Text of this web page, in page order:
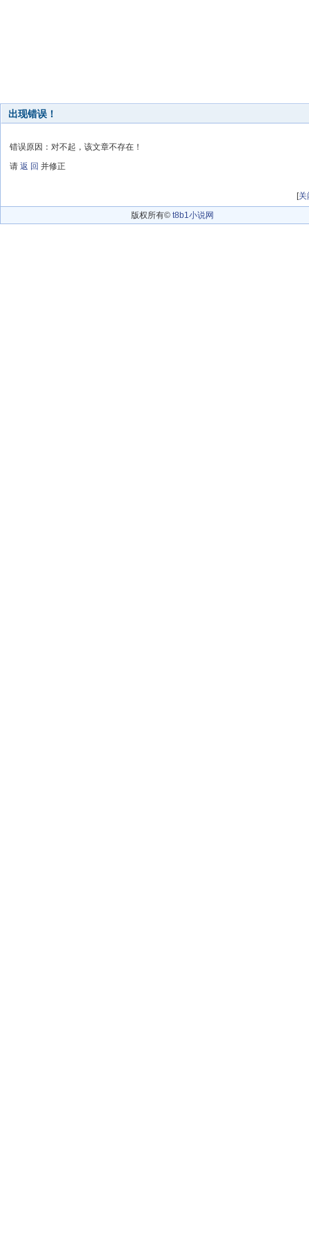
出现错误！
错误原因：对不起，该文章不存在！
请 返 回 并修正
[关
版权所有© t8b1小说网